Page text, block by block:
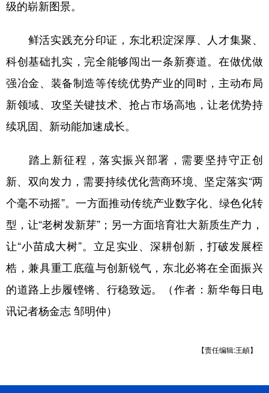
级的崭新图景。
鲜活实践充分印证，东北积淀深厚、人才集聚、
科创基础扎实，完全能够闯出一条新赛道。在做优做
强冶金、装备制造等传统优势产业的同时，主动布局
新领域、攻坚关键技术、抢占市场高地，让老优势持
续巩固、新动能加速成长。
踏上新征程，落实振兴部署，需要坚持守正创
新、双向发力，需要持续优化营商环境、坚定落实“两
个毫不动摇”。一方面推动传统产业数字化、绿色化转
型，让“老树发新芽”；另一方面培育壮大新质生产力，
让“小苗成大树”。立足实业、深耕创新，打破发展桎
梏，兼具重工底蕴与创新锐气，东北必将在全面振兴
的道路上步履铿锵、行稳致远。（作者：新华每日电
讯记者杨金志 邹明仲）
【责任编辑:王頔】